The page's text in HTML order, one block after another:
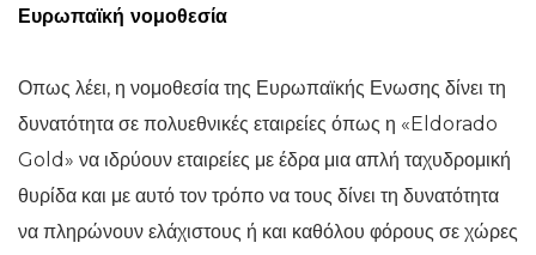
Ευρωπαϊκή νομοθεσία
Οπως λέει, η νομοθεσία της Ευρωπαϊκής Ενωσης δίνει τη
δυνατότητα σε πολυεθνικές εταιρείες όπως η «Eldorado
Gold» να ιδρύουν εταιρείες με έδρα μια απλή ταχυδρομική
θυρίδα και με αυτό τον τρόπο να τους δίνει τη δυνατότητα
να πληρώνουν ελάχιστους ή και καθόλου φόρους σε χώρες